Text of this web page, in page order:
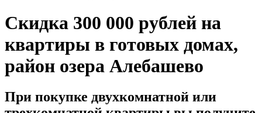
Скидка 300 000 рублей на
квартиры в готовых домах,
район озера Алебашево
При покупке двухкомнатной или